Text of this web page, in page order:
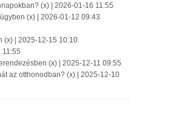
(x) | 2026-01-16 11:55
(x) | 2026-01-12 09:43
(x) | 2025-12-15 10:10
11:55
(x) | 2025-12-11 09:55
az otthonodban? (x) | 2025-12-10